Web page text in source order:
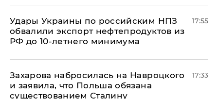
Удары Украины по российским НПЗ
обвалили экспорт нефтепродуктов из
РФ до 10-летнего минимума
17:55
​Захарова набросилась на Навроцкого
и заявила, что Польша обязана
существованием Сталину
17:33